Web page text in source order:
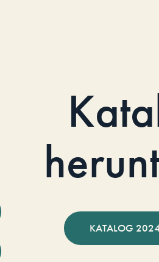
KATALOG